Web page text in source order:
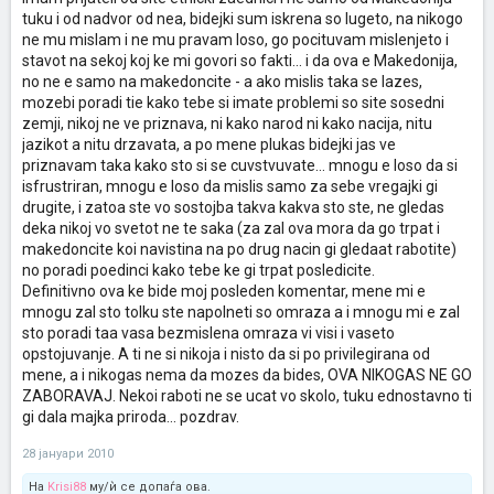
тука правдата и како се они уствари дискриминирани.....се
вадам од кожаааааааааааа :twisted: ....а на темава пак ќе
се вратам
etnicki zaednici a ne makedonci. Ne mozes da kazes deka ne se
vrabotuvaat makedonci bidejki znaes i samata deka ne e taka,
tuku vistinata e deka se vrabotuvaat samo partiski clenovi
aktivisti, rodnini ili svaleri i svalerki na vlijatelnite luge, a za toa ne
se vinovni albancite tuku politicarite. Pozdrav...
интервјуто, од цела Македонија, се малтретирале луѓе од
делчево, Охрид . Битола, плаќале автобус, правеле трошкови, а
примија само Албанци....зошто тогаш не викнаа на интервју....се
запишувате по факултетите со дупло помалце бодови од нас...се
вработувате секаде, 100 пати понеспособни од нас....A
ЗОШТО????????затоа што без срам ја уценувате цела држава со
војна....ако нешто не ви е по ќејф се повикувате на 2001 и дека
пак истото ќе биде, одма протестирате, фучат бомби по Чаир и
битпазар и Сингелиќ....НА ШТО ЛИЧИ ПИСМОТО ОД
ВЕЛИУ...објавено ти е малце погоре....не ви е срам...ОВА Е
МАКЕДОНИЈА И НИЕ ТРЕБА ДА ГИ ИМАМЕ ПРИВИЛЕГИИТЕ; А ВИЕ
НАМЕСТО ДА БИДЕТЕ БЛАГОДАРНИ ЗА СЕ; НЕ УЦЕНУВАТЕ::::СО
УЦЕНИ ДОБИВАТЕ СЕ:::::КОЈ И КАДЕ ИМА ПОВЕЌЕ ПРАВА ОД
ВАС::::СО ПУШКИ И БОМБИ СОЖИВОТ НЕМА::::::
tuku i od nadvor od nea, bidejki sum iskrena so lugeto, na nikogo
ne mu mislam i ne mu pravam loso, go pocituvam mislenjeto i
stavot na sekoj koj ke mi govori so fakti... i da ova e Makedonija,
no ne e samo na makedoncite - a ako mislis taka se lazes,
mozebi poradi tie kako tebe si imate problemi so site sosedni
zemji, nikoj ne ve priznava, ni kako narod ni kako nacija, nitu
jazikot a nitu drzavata, a po mene plukas bidejki jas ve
priznavam taka kako sto si se cuvstvuvate... mnogu e loso da si
isfrustriran, mnogu e loso da mislis samo za sebe vregajki gi
drugite, i zatoa ste vo sostojba takva kakva sto ste, ne gledas
deka nikoj vo svetot ne te saka (za zal ova mora da go trpat i
makedoncite koi navistina na po drug nacin gi gledaat rabotite)
no poradi poedinci kako tebe ke gi trpat posledicite.
Definitivno ova ke bide moj posleden komentar, mene mi e
mnogu zal sto tolku ste napolneti so omraza a i mnogu mi e zal
sto poradi taa vasa bezmislena omraza vi visi i vaseto
opstojuvanje. A ti ne si nikoja i nisto da si po privilegirana od
mene, a i nikogas nema da mozes da bides, OVA NIKOGAS NE GO
ZABORAVAJ. Nekoi raboti ne se ucat vo skolo, tuku ednostavno ti
gi dala majka priroda... pozdrav.
28 јануари 2010
На Krisi88 му/ѝ се допаѓа ова.